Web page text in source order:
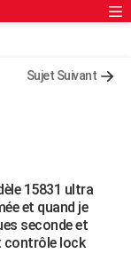
Sujet Suivant
15831 ultra
et quand je
seconde et
contrôle lock